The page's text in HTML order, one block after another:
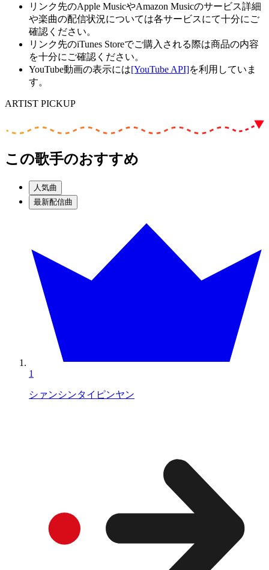
リンク先のApple MusicやAmazon Musicのサービス詳細
や楽曲の配信状況については各サービスにて十分にご
確認ください。
リンク先のiTunes Storeでご購入される際は商品の内容
を十分にご確認ください。
YouTube動画の表示には[YouTube API]を利用していま
す。
ARTIST PICKUP
この歌手のおすすめ
人気曲
最新配信曲
1
シァンシンタイピンヤン